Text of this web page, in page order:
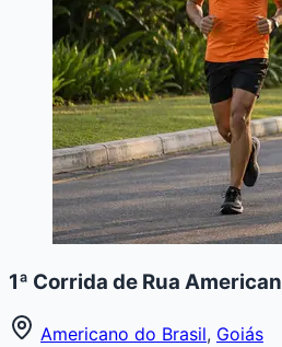
1ª Corrida de Rua
Americano do Brasil, Goiás